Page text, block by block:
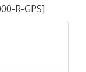
R-GPS]